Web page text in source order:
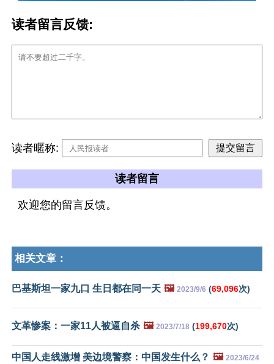
读者留言反馈:
读者暱称:
读者留言
欢迎您的留言反馈。
相关文章：
巴基斯坦一家九口 生日都在同一天 🖼️ 2023/9/6 (69,096次)
文革惨案：一家11人被逼自杀 🖼️ 2023/7/18 (199,670次)
中国人走线激增 美边境警察：中国发生什么？ 🖼️ 2023/6/24